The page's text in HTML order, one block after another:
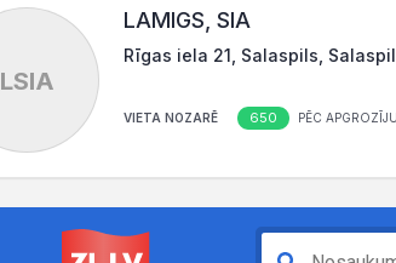
LSIA
LAMIGS, SIA
Rīgas iela 21, Salaspils,
VIETA NOZARĒ 650 PĒC